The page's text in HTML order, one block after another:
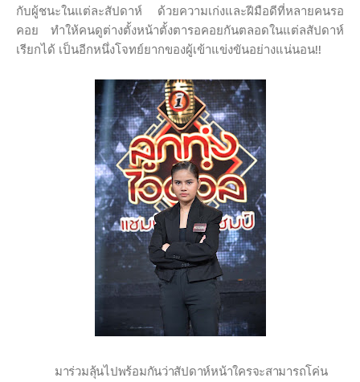
กับผู้ชนะในแต่ละสัปดาห์ ด้วยความเก่งและฝีมือดีที่หลายคนรอ
คอย ทำให้คนดูต่างตั้งหน้าตั้งตารอคอยกันตลอดในแต่ลสัปดาห์
เรียกได้ เป็นอีกหนึ่งโจทย์ยากของผู้เข้าแข่งขันอย่างแน่นอน!!
มาร่วมลุ้นไปพร้อมกันว่าสัปดาห์หน้าใครจะสามารถโค่น